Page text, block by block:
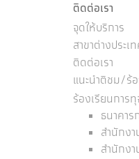
ติดต่อเรา
จุดให้บริการ
สาขาต่างประเ
ติดต่อเรา
แนะนำติชม/ร้
ร้องเรียนการ
ธนาคาร
สำนักง
สำนักง